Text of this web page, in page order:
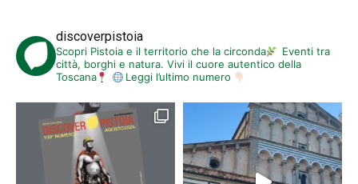
discoverpistoia
Scopri Pistoia e il territorio che la circonda
Eventi tra
città, borghi e natura. Vivi il cuore autentico della
Toscana
Leggi l’ultimo numero